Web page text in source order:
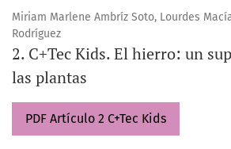
Miriam Marlene Ambríz Soto, Lourdes
Rodríguez
2. C+Tec Kids. El hierro: un
las plantas
PDF Artículo 2 C+Tec Kids